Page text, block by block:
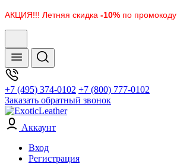
АКЦИЯ!!! Летняя скидка -10% по промокоду
+7 (495) 374-0102 +7 (800) 777-0102
Заказать обратный звонок
Аккаунт
Вход
Регистрация